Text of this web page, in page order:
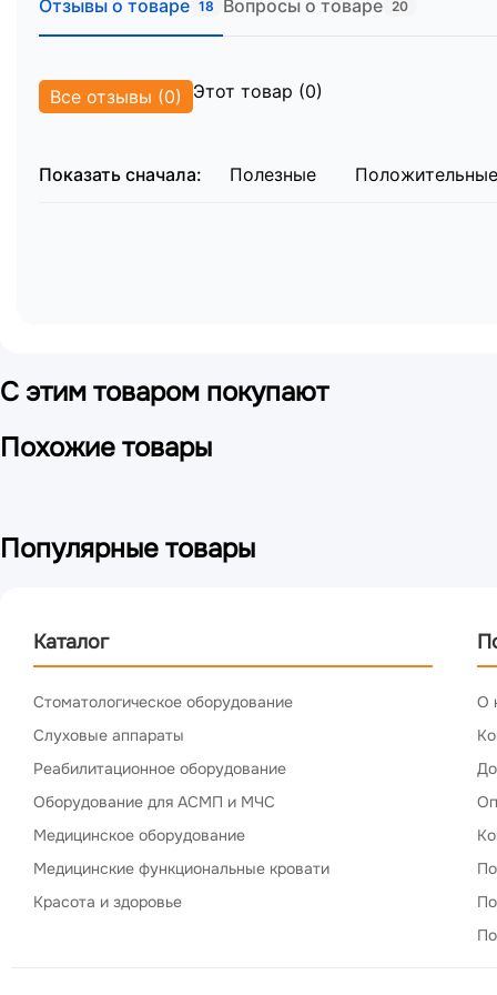
Место №1 (каркас):197 x 91 x 10 см.
Место №2 (спинки):
Общая масса брутто:70,7 – 77,7 кг.
Отзывы о товаре 18 Вопросы о товаре 20
Все отзывы (0) Этот товар (0)
Показать сначала: Полезные Положительные
С этим товаром покупают
Похожие товары
Популярные товары
Каталог
Стоматологическое оборудование
Слуховые аппараты
Реабилитационное оборудование
Оборудование для АСМП и МЧС
Медицинское оборудование
Медицинские функциональные кровати
Красота и здоровье
О